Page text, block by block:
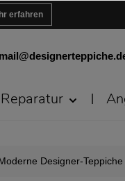
erfahren
Designer-Teppiche